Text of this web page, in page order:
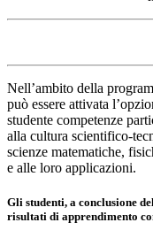
Nell’ambito della
può essere attivata
studente competenze
alla cultura scientifico-
scienze matematiche,
e alle loro applicazioni.
Gli studenti, a conclusione
risultati di apprendimento